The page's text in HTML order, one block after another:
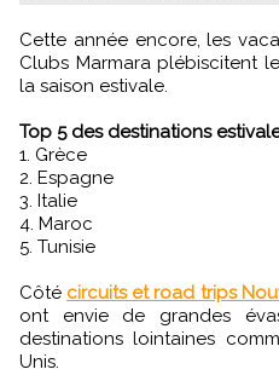
Cette année encore, les vacanciers des Clubs Lookéa et
Clubs Marmara plébiscitent
la saison estivale.
Top 5 des destinations
1. Grèce
2. Espagne
3. Italie
4. Maroc
5. Tunisie
Côté circuits et road trips
ont envie de grandes
destinations lointaines
Unis.